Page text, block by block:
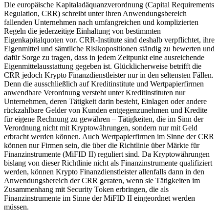
Die europäische Kapitaladäquanzverordnung (Capital Requirements
Regulation, CRR) schreibt unter ihren Anwendungsbereich
fallenden Unternehmen nach umfangreichen und komplizierten
Regeln die jederzeitige Einhaltung von bestimmten
Eigenkapitalquoten vor. CRR-Institute sind deshalb verpflichtet, ihre
Eigenmittel und sämtliche Risikopositionen ständig zu bewerten und
dafür Sorge zu tragen, dass in jedem Zeitpunkt eine ausreichende
Eigenmittelausstattung gegeben ist. Glücklicherweise betrifft die
CRR jedoch Krypto Finanzdienstleister nur in den seltensten Fällen.
Denn die ausschließlich auf Kreditinstitute und Wertpapierfirmen
anwendbare Verordnung versteht unter Kreditinstituten nur
Unternehmen, deren Tätigkeit darin besteht, Einlagen oder andere
rückzahlbare Gelder von Kunden entgegenzunehmen und Kredite
für eigene Rechnung zu gewähren – Tätigkeiten, die im Sinn der
Verordnung nicht mit Kryptowährungen, sondern nur mit Geld
erbracht werden können. Auch Wertpapierfirmen im Sinne der CRR
können nur Firmen sein, die über die Richtlinie über Märkte für
Finanzinstrumente (MiFID II) reguliert sind. Da Kryptowährungen
bislang von dieser Richtlinie nicht als Finanzinstrumente qualifiziert
werden, können Krypto Finanzdienstleister allenfalls dann in den
Anwendungsbereich der CRR geraten, wenn sie Tätigkeiten im
Zusammenhang mit Security Token erbringen, die als
Finanzinstrumente im Sinne der MiFID II eingeordnet werden
müssen.